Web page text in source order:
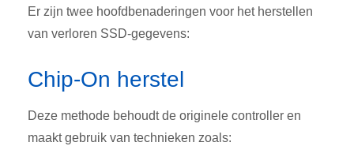
Er zijn twee hoofdbenaderingen voor het herstellen
van verloren SSD-gegevens:
Chip-On herstel
Deze methode behoudt de originele controller en
maakt gebruik van technieken zoals: